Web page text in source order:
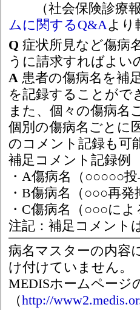
（社会保険診療報
ムに関するQ&Aより
Q 症状所見など傷病
うに請求すればよい
A 患者の傷病名を補
を記録することがで
また、個々の傷病名
個別の傷病名ごとに
のコメント記録も可
補足コメント記録例
・A傷病名（○○○○○
・B傷病名（○○○再
・C傷病名（○○○に
注記：補足コメント
病名マスターの内容
け付けていません。
MEDISホームページ
（http://